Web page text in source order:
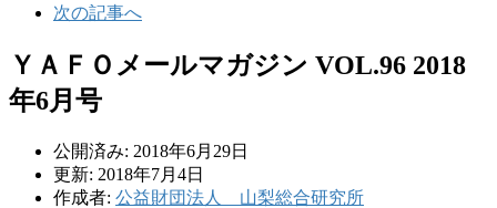
次の記事へ
ＹＡＦＯメールマガジン VOL.96 2018
年6月号
公開済み: 2018年6月29日
更新: 2018年7月4日
作成者: 公益財団法人 山梨総合研究所